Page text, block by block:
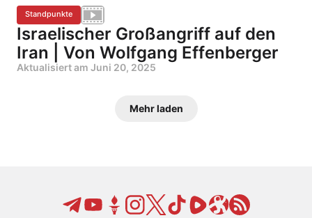
Standpunkte
Israelischer Großangriff auf den
Iran | Von Wolfgang Effenberger
Aktualisiert am Juni 20, 2025
Mehr laden